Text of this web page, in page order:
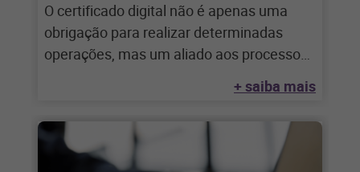
O certificado digital não é apenas uma
obrigação para realizar determinadas
operações, mas um aliado aos processos
+ saiba mais